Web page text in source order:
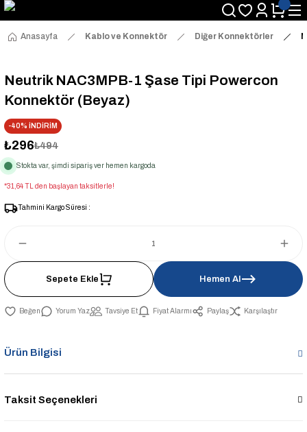
Anasayfa Kablo ve Konnektör Diğer Konnektörler
Neutrik NAC3MPB-1 Şase Tipi Powercon
Konnektör (Beyaz)
-40% İNDİRİM
₺296₺494
Stokta var, şimdi sipariş ver hemen kargoda
*31,64 TL den başlayan taksitlerle!
Tahmini Kargo Süresi :
Sepete Ekle Hemen Al
Yorum Yaz Tavsiye Et Fiyat Alarmı Paylaş Karşılaştır
Ürün Bilgisi
Taksit Seçenekleri